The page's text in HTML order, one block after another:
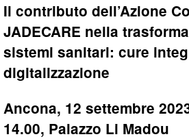
Il contributo dell’Azione
JADECARE nella
sistemi sanitari: cure
digitalizzazione
Ancona, 12 settembre
14.00, Palazzo Li Madou